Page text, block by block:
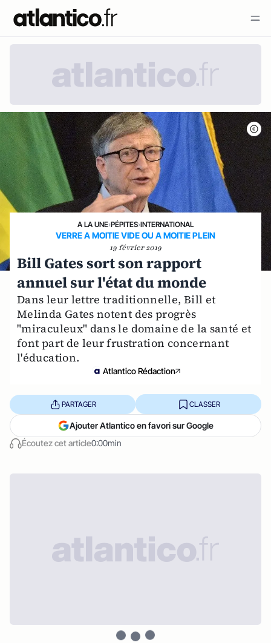
A LA UNE›PÉPITES›INTERNATIONAL
VERRE A MOITIE VIDE OU A MOITIE PLEIN
19 février 2019
Bill Gates sort son rapport
annuel sur l'état du monde
Dans leur lettre traditionnelle, Bill et
Melinda Gates notent des progrès
"miraculeux" dans le domaine de la santé et
font part de leur frustration concernant
l'éducation.
Atlantico Rédaction
Écoutez cet article0:00min
PARTAGER CLASSER
Ajouter Atlantico en favori sur Google